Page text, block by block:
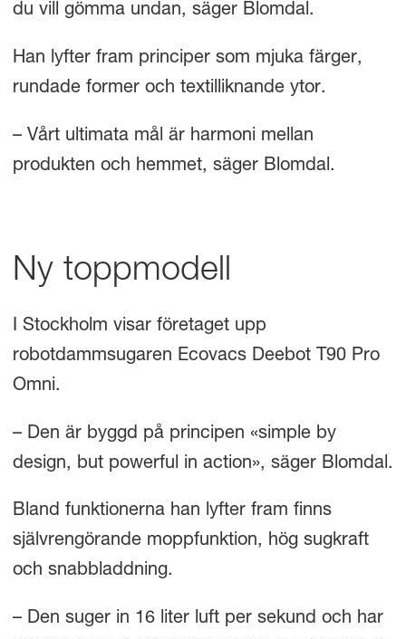
du vill gömma undan, säger Blomdal.
Han lyfter fram principer som mjuka färger,
rundade former och textilliknande ytor.
– Vårt ultimata mål är harmoni mellan
produkten och hemmet, säger Blomdal.
Ny toppmodell
I Stockholm visar företaget upp
robotdammsugaren Ecovacs Deebot T90 Pro
Omni.
– Den är byggd på principen «simple by
design, but powerful in action», säger Blomdal.
Bland funktionerna han lyfter fram finns
självrengörande moppfunktion, hög sugkraft
och snabbladdning.
– Den suger in 16 liter luft per sekund och har